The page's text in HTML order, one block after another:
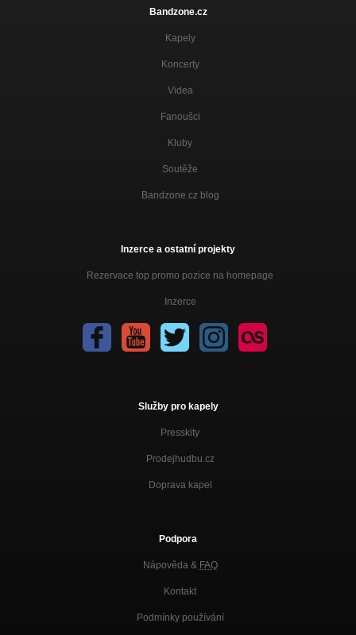
Bandzone.cz
Kapely
Koncerty
Videa
Fanoušci
Kluby
Soutěže
Bandzone.cz blog
Inzerce a ostatní projekty
Rezervace top promo pozice na homepage
Inzerce
Služby pro kapely
Presskity
Prodejhudbu.cz
Doprava kapel
Podpora
Nápověda & FAQ
Kontakt
Podmínky používání